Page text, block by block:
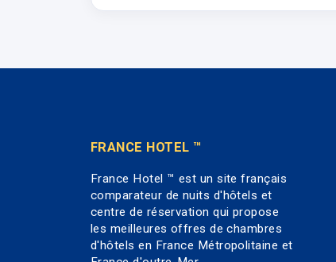
FRANCE HOTEL ™
France Hotel ™ est un site français
comparateur de nuits d'hôtels et
centre de réservation qui propose
les meilleures offres de chambres
d'hôtels en France Métropolitaine et